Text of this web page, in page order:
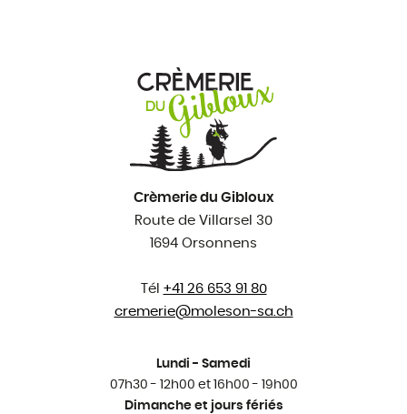
Crèmerie du Gibloux
Route de Villarsel 30
1694 Orsonnens
Tél +41 26 653 91 80
cremerie@moleson-sa.ch
Lundi - Samedi
07h30 - 12h00 et 16h00 - 19h00
Dimanche et jours fériés